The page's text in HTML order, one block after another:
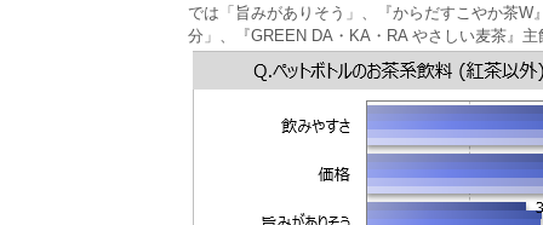
では「旨みがありそう」、『からだすこやか茶
分」、『GREEN DA・KA・RA やさしい麦茶』